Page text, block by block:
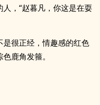
，“赵暮凡，你这是在耍
很正经，情趣感的红色
鹿角发箍。